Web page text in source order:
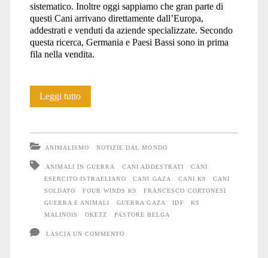
sistematico. Inoltre oggi sappiamo che gran parte di
questi Cani arrivano direttamente dall’Europa,
addestrati e venduti da aziende specializzate. Secondo
questa ricerca, Germania e Paesi Bassi sono in prima
fila nella vendita.
Leggi tuttoAnche
la
guerra
ANIMALISMO NOTIZIE DAL MONDO
ANIMALI IN GUERRA CANI ADDESTRATI
CANI
ESERCITO ISTRAELIANO
CANI GAZA CANI K9
CANI
SOLDATO
FOUR WINDS K9
FRANCESCO CORTONESI
GUERRA E ANIMALI
GUERRA GAZA IDF
K9
MALINOIS
OKETZ PASTORE BELGA
LASCIA UN COMMENTO